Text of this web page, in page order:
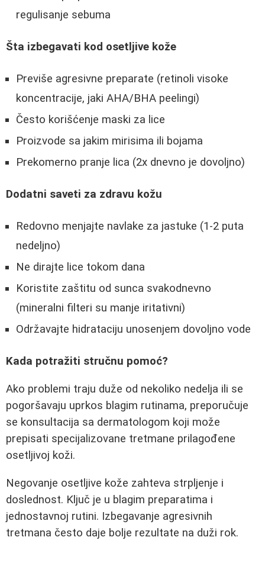
regulisanje sebuma
Šta izbegavati kod osetljive kože
Previše agresivne preparate (retinoli visoke
koncentracije, jaki AHA/BHA peelingi)
Često korišćenje maski za lice
Proizvode sa jakim mirisima ili bojama
Prekomerno pranje lica (2x dnevno je dovoljno)
Dodatni saveti za zdravu kožu
Redovno menjajte navlake za jastuke (1-2 puta
nedeljno)
Ne dirajte lice tokom dana
Koristite zaštitu od sunca svakodnevno
(mineralni filteri su manje iritativni)
Održavajte hidrataciju unosenjem dovoljno vode
Kada potražiti stručnu pomoć?
Ako problemi traju duže od nekoliko nedelja ili se
pogoršavaju uprkos blagim rutinama, preporučuje
se konsultacija sa dermatologom koji može
prepisati specijalizovane tretmane prilagođene
osetljivoj koži.
Negovanje osetljive kože zahteva strpljenje i
doslednost. Ključ je u blagim preparatima i
jednostavnoj rutini. Izbegavanje agresivnih
tretmana često daje bolje rezultate na duži rok.